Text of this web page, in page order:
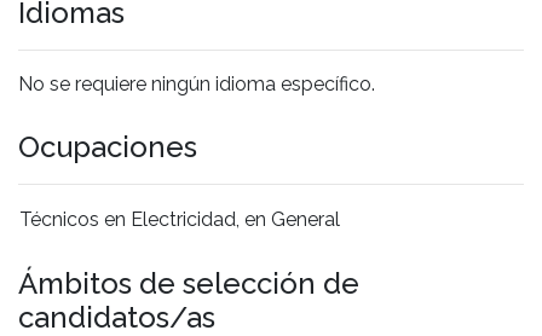
Idiomas
No se requiere ningún idioma específico.
Ocupaciones
Técnicos en Electricidad, en General
Ámbitos de selección de
candidatos/as